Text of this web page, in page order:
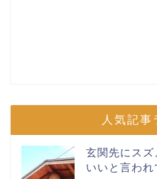
人気記事
玄関先にス
いいと言われ